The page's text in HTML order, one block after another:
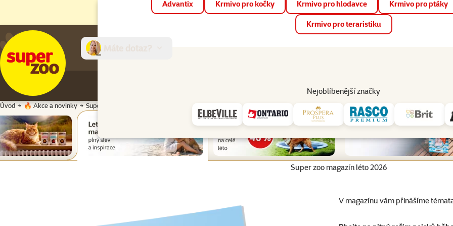
📱 Stáhněte si novou aplikaci Super zoo.Více informací
Advantix Krmivo pro kočky Krmivo pro hlodavce Krmivo pro ptáky
Krmivo pro teraristiku
Nejoblíbenější značky
Prodejny Služby
Úvod 🔥 Akce a novinky Super zoo magazín léto 2026
Super zoo magazín léto 2026
V magazínu vám přinášíme